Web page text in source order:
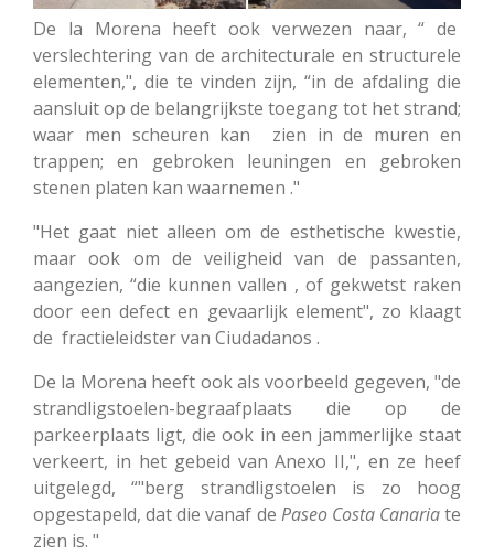
De la Morena heeft ook verwezen naar, “ de
verslechtering van de architecturale en structurele
elementen,", die te vinden zijn, “in de afdaling die
aansluit op de belangrijkste toegang tot het strand;
waar men scheuren kan zien in de muren en
trappen; en gebroken leuningen en gebroken
stenen platen kan waarnemen ."
"Het gaat niet alleen om de esthetische kwestie,
maar ook om de veiligheid van de passanten,
aangezien, “die kunnen vallen , of gekwetst raken
door een defect en gevaarlijk element", zo klaagt
de fractieleidster van Ciudadanos .
De la Morena heeft ook als voorbeeld gegeven, "de
strandligstoelen-begraafplaats die op de
parkeerplaats ligt, die ook in een jammerlijke staat
verkeert, in het gebeid van Anexo II,", en ze heef
uitgelegd, “"berg strandligstoelen is zo hoog
opgestapeld, dat die vanaf de Paseo Costa Canariate
zien is. "